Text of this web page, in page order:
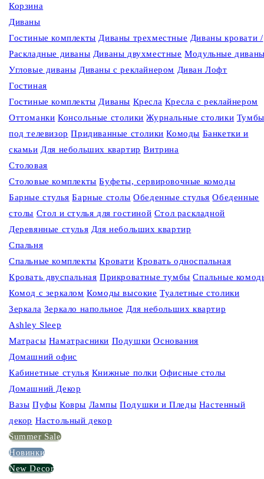
Корзина
Диваны
Гостиные комплекты Диваны трехместные Диваны кровати /
Раскладные диваны Диваны двухместные Модульные
Угловые диваны Диваны c реклайнером Диван Лофт
Гостиная
Гостиные комплекты Диваны Кресла Кресла c реклайнером
Оттоманки Консольные столики Журнальные столики Тумбы
под телевизор Придиванные столики Комоды Банкетки и
скамьи Для небольших квартир Витрина
Столовая
Столовые комплекты Буфеты, сервировочные комоды
Барные стулья Барные столы Обеденные стулья Обеденные
столы Стол и стулья для гостиной Стол раскладной
Деревянные стулья Для небольших квартир
Спальня
Спальные комплекты Кровати Кровать односпальная
Кровать двуспальная Прикроватные тумбы Спальные
Комод с зеркалом Комоды высокие Туалетные столики
Зеркала Зеркало напольное Для небольших квартир
Ashley Sleep
Матрасы Наматрасники Подушки Основания
Домашний офис
Кабинетные стулья Книжные полки Офисные столы
Домашний Декор
Вазы Пуфы Ковры Лампы Подушки и Пледы Настенный
декор Настольный декор
Summer Sale
Новинки
New Decor